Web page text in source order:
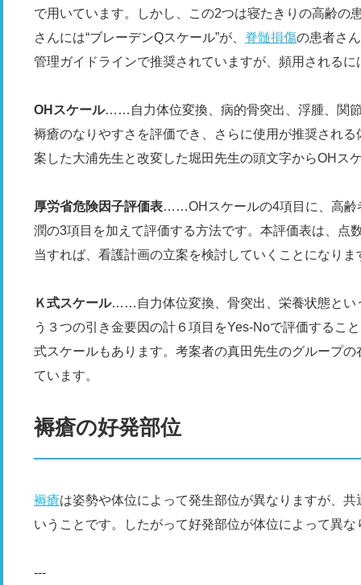
で用いています。しかし、この2つは寝たきりの高齢の
さんには“ブレーデンQスケール”が、 脊髄損傷の患者さ
管理ガイドラインで推奨されていますが、頻用される
OH スケール……自力体位変換、病的骨突出、浮腫、関
褥瘡のなりやすさを評価でき、さらに使用が推奨され
案した大浦先生と改変した堀田先生の頭文字からOHス
厚労省危険因子評価表……OHスケールの4項目に、高齢
潤の3項目を加えて評価する方法です。本評価表は、点
当すれば、看護計画の立案を検討していくことになりま
Ｋ式スケール……自力体位変換、骨突出、栄養状態とい
う３つの引き金要因の計６項目をYes-Noで評価するこ
式スケールもあります。考案者の真田先生のグループ
ています。
褥瘡の好発部位
褥瘡は姿勢や体位によって発生部位が異なりますが、
いうことです。したがって好発部位が体位によって異
---